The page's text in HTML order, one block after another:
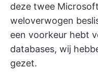
deze twee
weloverwogen
een voorkeur hebt
databases, wij
gezet.